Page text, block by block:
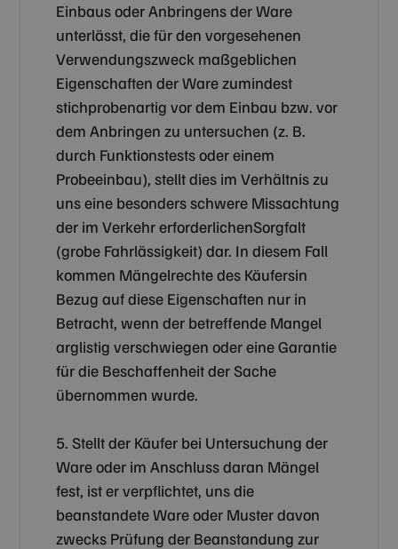
Einbaus oder Anbringens der Ware
unterlässt, die für den vorgesehenen
Verwendungszweck maßgeblichen
Eigenschaften der Ware zumindest
stichprobenartig vor dem Einbau bzw. vor
dem Anbringen zu untersuchen (z. B.
durch Funktionstests oder einem
Probeeinbau), stellt dies im Verhältnis zu
uns eine besonders schwere Missachtung
der im Verkehr erforderlichenSorgfalt
(grobe Fahrlässigkeit) dar. In diesem Fall
kommen Mängelrechte des Käufersin
Bezug auf diese Eigenschaften nur in
Betracht, wenn der betreffende Mangel
arglistig verschwiegen oder eine Garantie
für die Beschaffenheit der Sache
übernommen wurde.
5. Stellt der Käufer bei Untersuchung der
Ware oder im Anschluss daran Mängel
fest, ist er verpflichtet, uns die
beanstandete Ware oder Muster davon
zwecks Prüfung der Beanstandung zur